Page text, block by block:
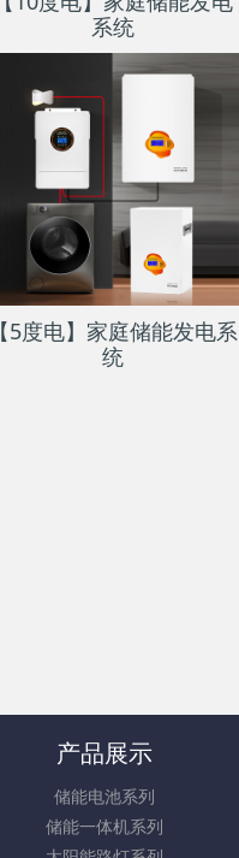
系统
【5度电】家庭储能发电系
统
产品展示
储能电池系列
储能一体机系列